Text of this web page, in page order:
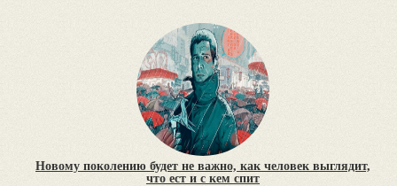
Новому поколению будет не важно, как человек выглядит,
что ест и с кем спит